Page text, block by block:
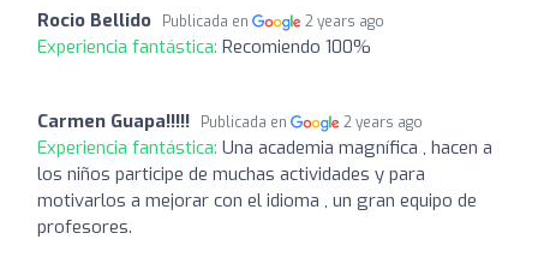
Rocio Bellido Publicada en 2 years ago
Experiencia fantástica: Recomiendo 100%
Carmen Guapa!!!!! Publicada en 2 years ago
Experiencia fantástica: Una academia magnífica , hacen a
los niños participe de muchas actividades y para
motivarlos a mejorar con el idioma , un gran equipo de
profesores.